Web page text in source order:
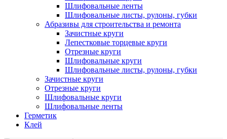
Шлифовальные ленты
Шлифовальные листы, рулоны, губки
Абразивы для строительства и ремонта
Зачистные круги
Лепестковые торцевые круги
Отрезные круги
Шлифовальные круги
Шлифовальные листы, рулоны, губки
Зачистные круги
Отрезные круги
Шлифовальные круги
Шлифовальные ленты
Герметик
Клей